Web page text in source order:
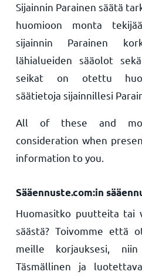
Sijainnin Parainen säätä
huomioon monta
sijainnin Parainen
lähialueiden sääolot
seikat on otettu
säätietoja sijainnillesi
All of these and
consideration when
information to you.
Sääennuste.com:in
Huomasitko puutteita tai
säästä? Toivomme että
meille korjauksesi,
Täsmällinen ja